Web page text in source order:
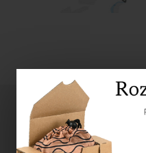
Užitečné informace
Kontakt